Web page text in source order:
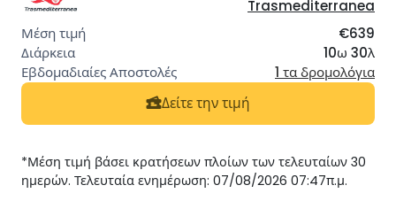
Trasmediterranea
€639
10ω 30λ
1 τα δρομολόγια
Δείτε την τιμή
*Μέση τιμή βάσει κρατήσεων πλοίων των τελευταίων 30
ημερών. Τελευταία ενημέρωση: 07/08/2026 07:47π.μ.